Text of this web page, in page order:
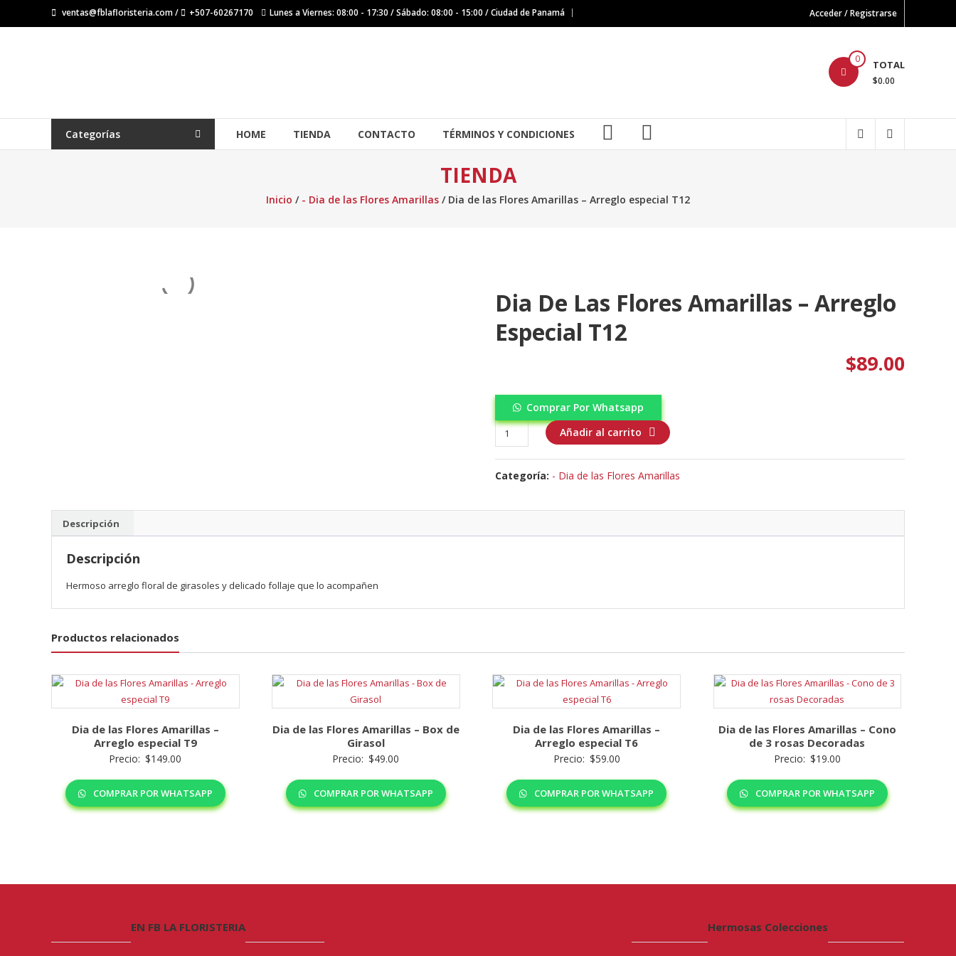
ventas@fblafloristeria.com / +507-60267170 Lunes a Viernes: 08:00 - 17:30 / Sábado: 08:00 - 15:00 / Ciudad de Panamá Acceder / Registrarse
0 TOTAL
$0.00
Categorías HOME TIENDA CONTACTO TÉRMINOS Y CONDICIONES
TIENDA
Inicio / - Dia de las Flores Amarillas / Dia de las Flores Amarillas – Arreglo especial T12
Dia De Las Flores Amarillas – Arreglo
Especial T12
$89.00
Comprar Por Whatsapp
Dia
de
las
Flores
-
Añadir al carrito
Categoría: - Dia de las Flores Amarillas
Descripción
Descripción
Hermoso arreglo floral de girasoles y delicado follaje que lo acompañen
Productos relacionados
Dia de las Flores Amarillas –
Arreglo especial T9
Precio: $149.00
COMPRAR POR WHATSAPP
Dia de las Flores Amarillas – Box de
Girasol
Precio: $49.00
COMPRAR POR WHATSAPP
Dia de las Flores Amarillas –
Arreglo especial T6
Precio: $59.00
COMPRAR POR WHATSAPP
Dia de las Flores Amarillas – Cono
de 3 rosas Decoradas
Precio: $19.00
COMPRAR POR WHATSAPP
EN FB LA FLORISTERIA Hermosas Colecciones